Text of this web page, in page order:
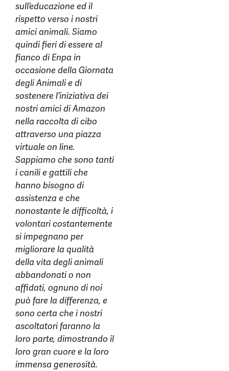
sull’educazione ed il
rispetto verso i nostri
amici animali. Siamo
quindi fieri di essere al
fianco di Enpa in
occasione della Giornata
degli Animali e di
sostenere l’iniziativa dei
nostri amici di Amazon
nella raccolta di cibo
attraverso una piazza
virtuale on line.
Sappiamo che sono tanti
i canili e gattili che
hanno bisogno di
assistenza e che
nonostante le difficoltà, i
volontari costantemente
si impegnano per
migliorare la qualità
della vita degli animali
abbandonati o non
affidati, ognuno di noi
può fare la differenza, e
sono certa che i nostri
ascoltatori faranno la
loro parte, dimostrando il
loro gran cuore e la loro
immensa generosità.